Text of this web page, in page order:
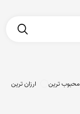
محبوب ترین
ارزان ترین